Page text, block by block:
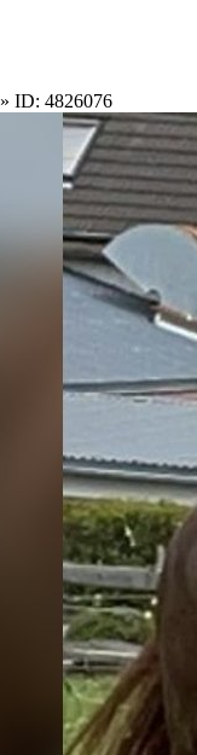
» ID: 4826076